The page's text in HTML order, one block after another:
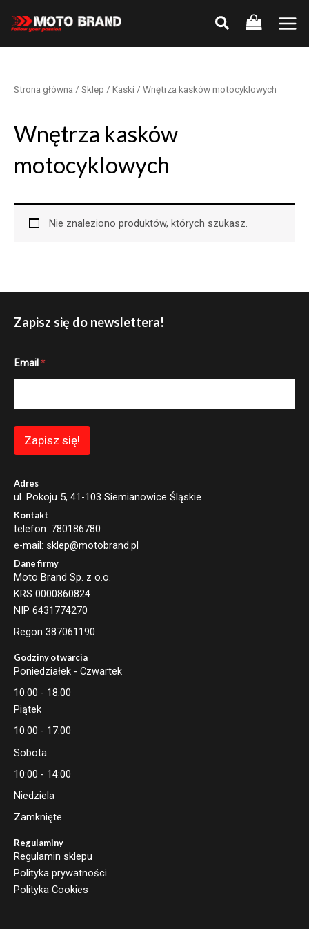
Main
Strona główna / Sklep / Kaski / Wnętrza kasków motocyklowych
Wnętrza kasków
motocyklowych
Nie znaleziono produktów, których szukasz.
Zapisz się do newslettera!
m
E
l
m
a
l
Email *
Zapisz się!
Adres
ul. Pokoju 5, 41-103 Siemianowice Śląskie
Kontakt
telefon: 780186780
e-mail: sklep@motobrand.pl
Dane firmy
Moto Brand Sp. z o.o.
KRS 0000860824
NIP 6431774270
Regon 387061190
Godziny otwarcia
Poniedziałek - Czwartek
10:00 - 18:00
Piątek
10:00 - 17:00
Sobota
10:00 - 14:00
Niedziela
Zamknięte
Regulaminy
Regulamin sklepu
Polityka prywatności
Polityka Cookies